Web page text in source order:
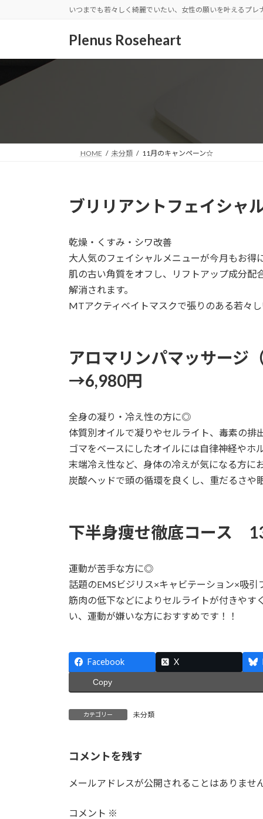
いつまでも若々しく綺麗でいたい、女性の願いを叶えるプレ
Plenus Roseheart
HOME 未分類 11月のキャンペーン☆
ブリリアントフェイシ
乾燥・くすみ・シワ改善
大人気のフェイシャルメニューが今月もお得
肌の古い角質をオフし、リフトアップ成分配
解消されます。
MTアクティベイトマスクで張りのある若々
アロマリンパマッサー
→6,980円
全身の凝り・冷え性の方に◎
体質別オイルで凝りやセルライト、毒素の排
ゴマをベースにしたオイルには自律神経や
末端冷え性など、身体の冷えが気になる方に
炭酸ヘッドで頭の循環を良くし、重だるさや
下半身痩せ徹底コース
運動が苦手な方に◎
話題のEMSビジリス×キャビテーション×吸
筋肉の低下などによりセルライトが付きやす
い、運動が嫌いな方におすすめです！！
Facebook X
Copy
カテゴリー 未分類
コメントを残す
メールアドレスが公開されることはありません
コメント ※